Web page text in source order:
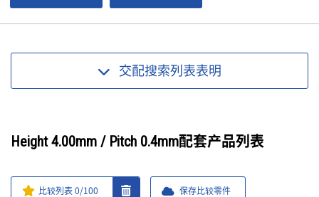
交配搜索列表表明
Height 4.00mm / Pitch 0.4mm配套产品列表
比较列表0/100 保存比较零件